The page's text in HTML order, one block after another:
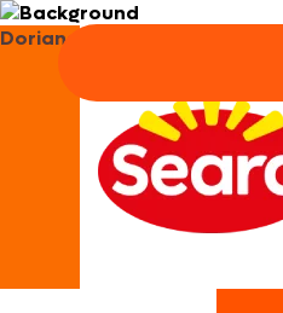
Doriana